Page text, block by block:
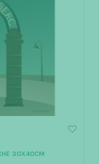
30X40CM